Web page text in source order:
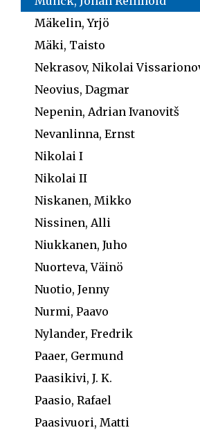
Mäkelin, Yrjö
Mäki, Taisto
Nekrasov, Nikolai
Neovius, Dagmar
Nepenin, Adrian Ivanovitš
Nevanlinna, Ernst
Nikolai I
Nikolai II
Niskanen, Mikko
Nissinen, Alli
Niukkanen, Juho
Nuorteva, Väinö
Nuotio, Jenny
Nurmi, Paavo
Nylander, Fredrik
Paaer, Germund
Paasikivi, J. K.
Paasio, Rafael
Paasivuori, Matti